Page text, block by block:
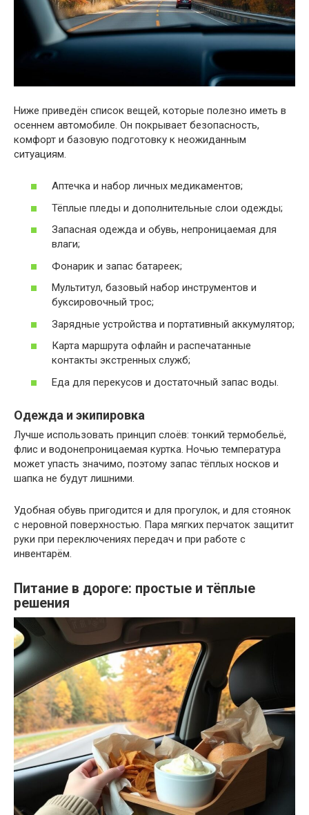
Ниже приведён список вещей, которые полезно иметь в
осеннем автомобиле. Он покрывает безопасность,
комфорт и базовую подготовку к неожиданным
ситуациям.
Аптечка и набор личных медикаментов;
Тёплые пледы и дополнительные слои одежды;
Запасная одежда и обувь, непроницаемая для
влаги;
Фонарик и запас батареек;
Мультитул, базовый набор инструментов и
буксировочный трос;
Зарядные устройства и портативный аккумулятор;
Карта маршрута офлайн и распечатанные
контакты экстренных служб;
Еда для перекусов и достаточный запас воды.
Одежда и экипировка
Лучше использовать принцип слоёв: тонкий термобельё,
флис и водонепроницаемая куртка. Ночью температура
может упасть значимо, поэтому запас тёплых носков и
шапка не будут лишними.
Удобная обувь пригодится и для прогулок, и для стоянок
с неровной поверхностью. Пара мягких перчаток защитит
руки при переключениях передач и при работе с
инвентарём.
Питание в дороге: простые и тёплые
решения